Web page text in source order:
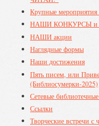
Крупные
НАШИ КОНКУРСЫ
НАШИ акции
Наглядные формы
Наши достижения
Пять писем, или
(Библиосумерки-2025)
Сетевые
Ссылки
Творческие встречи с